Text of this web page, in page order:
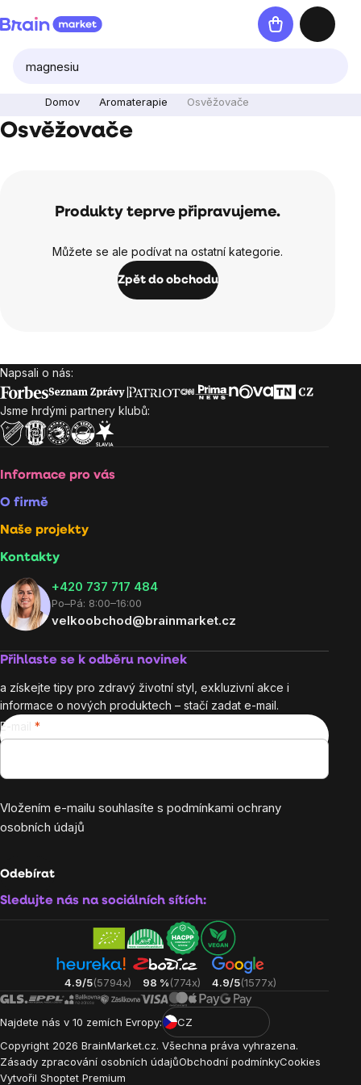
na
Nákupní
košík
Domov Aromaterapie Osvěžovače
Osvěžovače
Produkty teprve připravujeme.
Můžete se ale podívat na ostatní kategorie.
Zpět do obchodu
Zápatí
Napsali o nás:
Jsme hrdými partnery klubů:
Informace pro vás
O firmě
Naše projekty
Kontakty
+420 737 717 484
Po–Pá: 8:00–16:00
velkoobchod@brainmarket.cz
Přihlaste se k odběru novinek
a získejte tipy pro zdravý životní styl, exkluzivní akce i
informace o nových produktech – stačí zadat e-mail.
E-mail
Vložením e-mailu souhlasíte s podmínkami ochrany
osobních údajů
Odebírat
Sledujte nás na sociálních sítích:
4.9/5(5794x) 98 %(774x) 4.9/5(1577x)
Najdete nás v 10 zemích Evropy:
CZ
Copyright 2026 BrainMarket.cz. Všechna práva vyhrazena.
Zásady zpracování osobních údajůObchodní podmínkyCookies
Vytvořil Shoptet Premium